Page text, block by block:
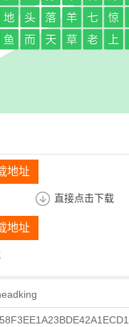
地址
直接点击下载
地址